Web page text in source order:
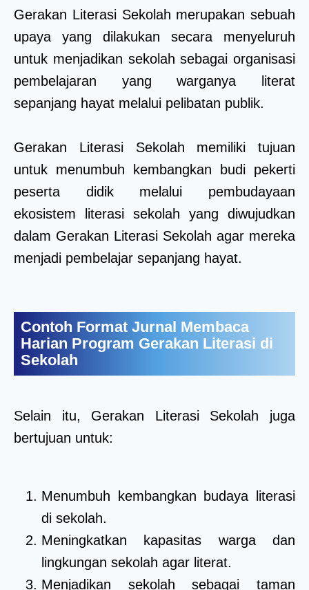
Gerakan Literasi Sekolah merupakan sebuah
upaya yang dilakukan secara menyeluruh
untuk menjadikan sekolah sebagai organisasi
pembelajaran yang warganya literat
sepanjang hayat melalui pelibatan publik.
Gerakan Literasi Sekolah memiliki tujuan
untuk menumbuh kembangkan budi pekerti
peserta didik melalui pembudayaan
ekosistem literasi sekolah yang diwujudkan
dalam Gerakan Literasi Sekolah agar mereka
menjadi pembelajar sepanjang hayat.
Contoh Format Jurnal Membaca
Harian Program Gerakan Literasi di
Sekolah
Selain itu, Gerakan Literasi Sekolah juga
bertujuan untuk:
Menumbuh kembangkan budaya literasi
di sekolah.
Meningkatkan kapasitas warga dan
lingkungan sekolah agar literat.
Menjadikan sekolah sebagai taman